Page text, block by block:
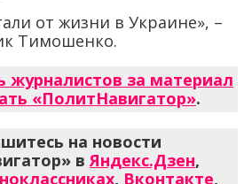
от жизни в Украине», –
Тимошенко.
журналистов за материал
«ПолитНавигатор».
на новости
вЯндекс.Дзен,
, Вконтакте,